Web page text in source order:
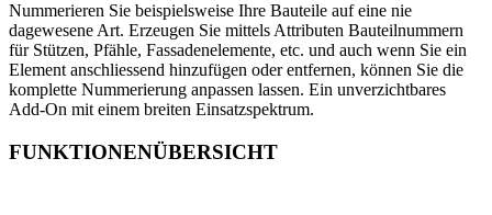
Nummerieren Sie beispielsweise Ihre Bauteile auf eine nie
dagewesene Art. Erzeugen Sie mittels Attributen Bauteilnummern
für Stützen, Pfähle, Fassadenelemente, etc. und auch wenn Sie ein
Element anschliessend hinzufügen oder entfernen, können Sie die
komplette Nummerierung anpassen lassen. Ein unverzichtbares
Add-On mit einem breiten Einsatzspektrum.
FUNKTIONENÜBERSICHT